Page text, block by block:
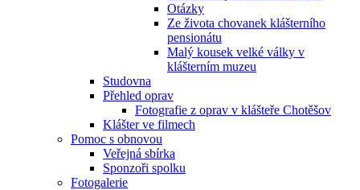
Otázky
Ze života chovanek klášterního
pensionátu
Malý kousek velké války v
klášterním muzeu
Studovna
Přehled oprav
Fotografie z oprav v klášteře Chotěšov
Klášter ve filmech
Pomoc s obnovou
Veřejná sbírka
Sponzoři spolku
Fotogalerie